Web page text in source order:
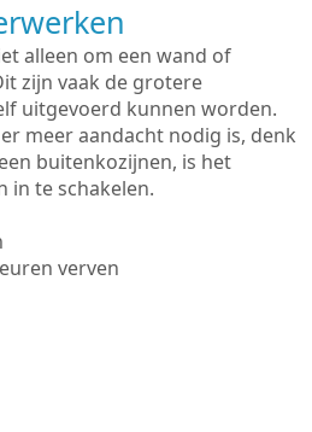
alleen om een wand of
zijn vaak de grotere
uitgevoerd kunnen worden.
meer aandacht nodig is, denk
buitenkozijnen, is het
in te schakelen.
verven